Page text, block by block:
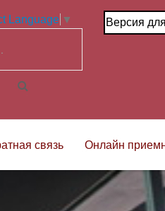
Language ▼ Версия
связь Онлайн